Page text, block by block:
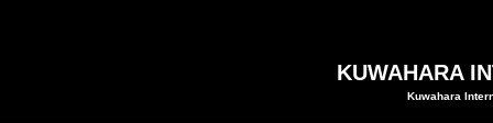
Kuwahara
KUWAHARA